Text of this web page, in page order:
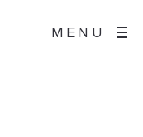
MENU